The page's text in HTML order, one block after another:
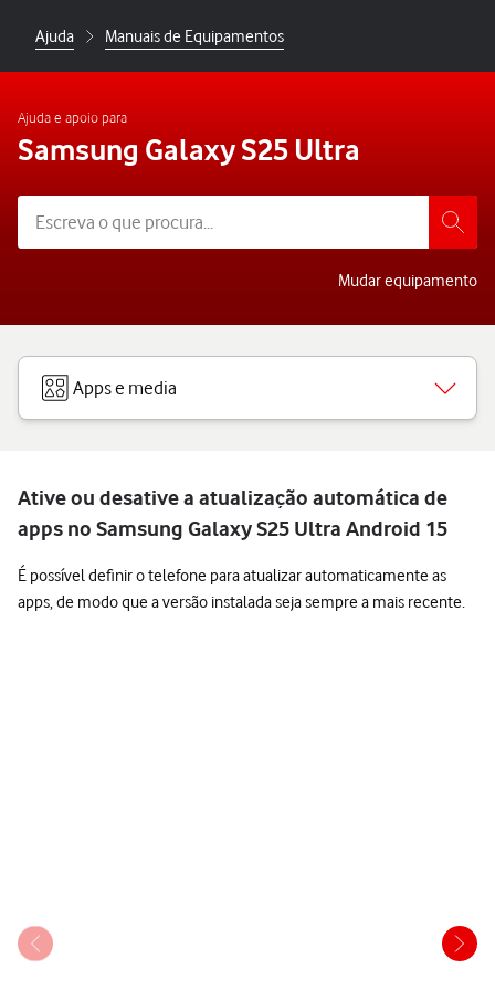
Ajuda Manuais de Equipamentos
Ajuda e apoio para
Samsung Galaxy S25 Ultra
Mudar equipamento
Apps e media
Ative ou desative a atualização automática de
apps no Samsung Galaxy S25 Ultra Android 15
É possível definir o telefone para atualizar automaticamente as
apps, de modo que a versão instalada seja sempre a mais recente.